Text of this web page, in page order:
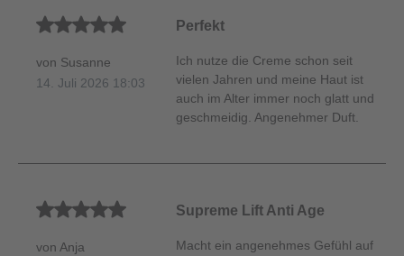
Durchschnittliche Bewertung von 5 von 5 Sternen
von Susanne
14. Juli 2026 18:03
Perfekt
Ich nutze die Creme schon seit
vielen Jahren und meine Haut ist
auch im Alter immer noch glatt und
geschmeidig. Angenehmer Duft.
Durchschnittliche Bewertung von 5 von 5 Sternen
von Anja
Supreme Lift Anti Age
Macht ein angenehmes Gefühl auf